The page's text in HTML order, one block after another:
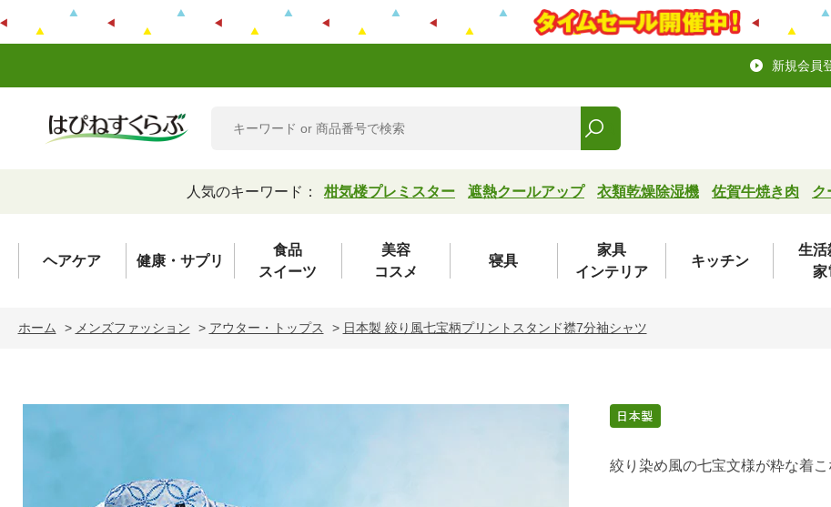
新規会員
人気のキーワード： 柑気楼プレミスター 遮熱クールアップ 衣類乾燥除湿機 佐賀牛焼き肉 ク
ヘアケア 健康・サプリ
食品
スイーツ
美容
コスメ
寝具
家具
インテリア
キッチン
生活
家
ホーム > メンズファッション > アウター・トップス > 日本製 絞り風七宝柄プリントスタンド襟7分袖シャツ
絞り染め風の七宝文様が粋な着